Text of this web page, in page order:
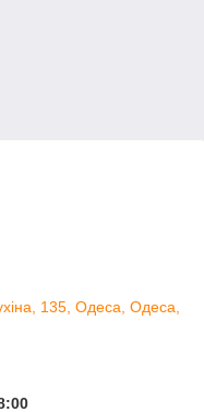
135, Одеса, Одеса,